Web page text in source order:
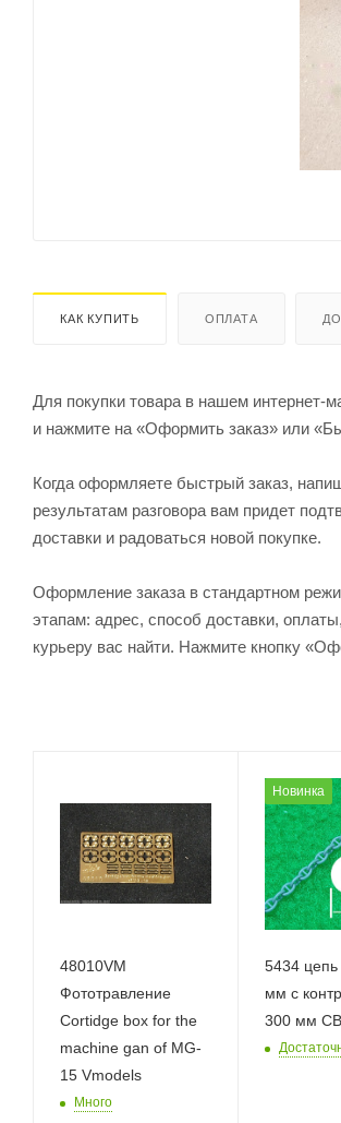
КАК КУПИТЬ ОПЛАТА
Для покупки товара в нашем интернет-
и нажмите на «Оформить заказ» или
Когда оформляете быстрый заказ,
результатам разговора вам придет
доставки и радоваться новой покупке.
Оформление заказа в стандартном
этапам: адрес, способ доставки,
курьеру вас найти. Нажмите кнопку
48010VM
Фототравление
Cortidge box for the
machine gan of MG-
15 Vmodels
Много
Новинка
5434 цепь
мм с
300 мм